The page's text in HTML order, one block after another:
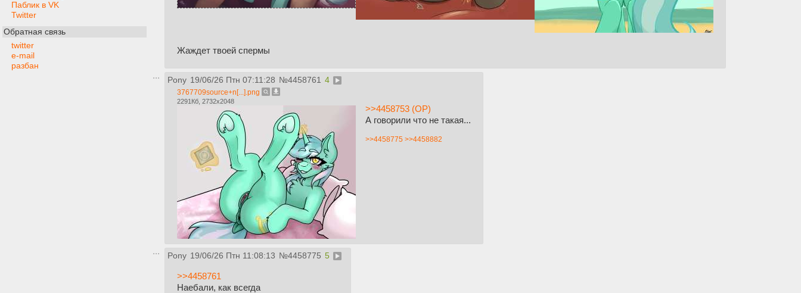
Паблик в VK
Twitter
Обратная связь
twitter
e-mail
разбан
Жаждет твоей спермы
Pony 19/06/26 Птн 07:11:28 №4458761 4
3767709source+n[...].png
2291Кб, 2732x2048
>>4458753 (OP)
А говорили что не такая...
>>4458775 >>4458882
Pony 19/06/26 Птн 11:08:13 №4458775 5
>>4458761
Наебали, как всегда